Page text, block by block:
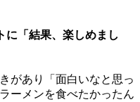
に「結果、楽しめまし
があり「面白いなと思っ
ーメンを食べたかったん